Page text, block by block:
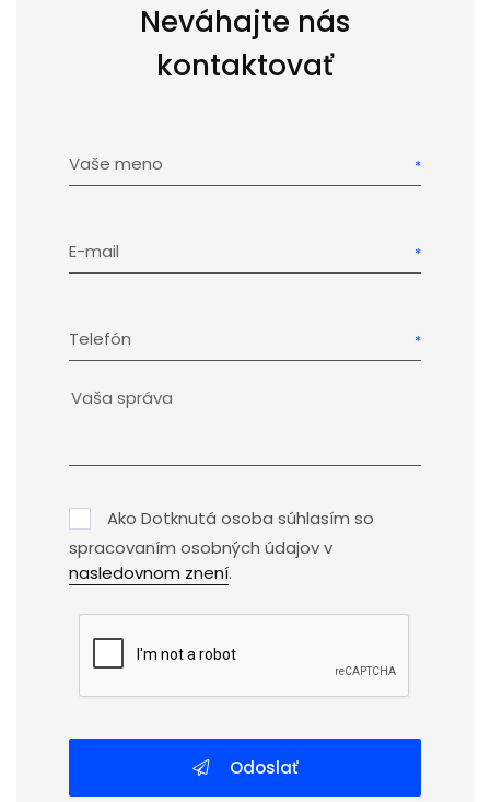
Neváhajte nás
kontaktovať
Vaše meno
E-mail
Telefón
Ako Dotknutá osoba súhlasím so
spracovaním osobných údajov v
nasledovnom znení.
Odoslať